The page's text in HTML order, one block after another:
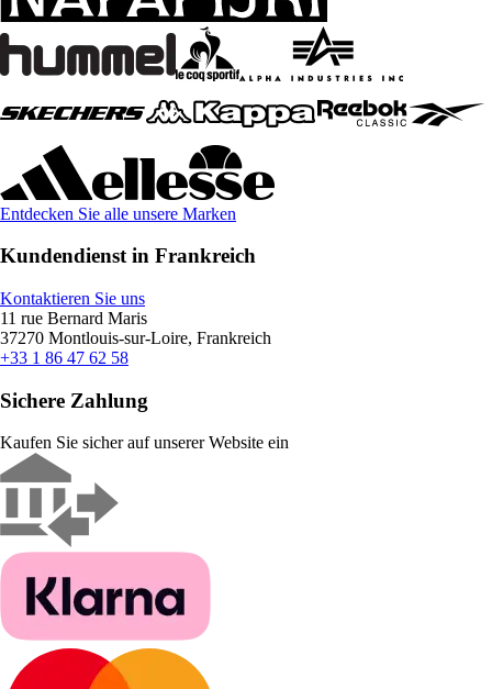
Entdecken Sie alle unsere Marken
Kundendienst in Frankreich
Kontaktieren Sie uns
11 rue Bernard Maris
37270 Montlouis-sur-Loire, Frankreich
+33 1 86 47 62 58
Sichere Zahlung
Kaufen Sie sicher auf unserer Website ein